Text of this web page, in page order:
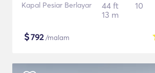
Kapal Pesiar Berlayar
44 ft
13 m
10
$792/malam